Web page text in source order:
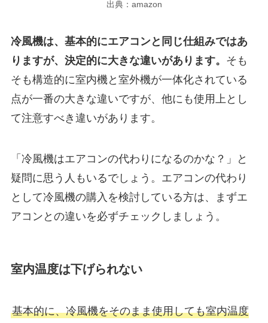
出典：amazon
冷風機は、基本的にエアコンと同じ仕組みではあ
りますが、決定的に大きな違いがあります。 そも
そも構造的に室内機と室外機が一体化されている
点が一番の大きな違いですが、他にも使用上とし
て注意すべき違いがあります。
「冷風機はエアコンの代わりになるのかな？」と
疑問に思う人もいるでしょう。エアコンの代わり
として冷風機の購入を検討している方は、まずエ
アコンとの違いを必ずチェックしましょう。
室内温度は下げられない
基本的に、冷風機をそのまま使用しても室内温度